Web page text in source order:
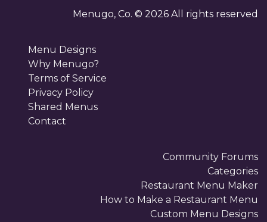
. . . . . . . . . . . . . . . .
. . . . . . . . . . . . . . . .
. . . . . . . . . . . . . . .
. . . . . . . . . . . . . . .
. . . . . . . . . . . . . . .
. . . . . . . . . . . . . . .
. . . . . . . . . . . . . . .
. . . . . . . . . . . . . . .
. . . . . . . . . . . . . . .
. . . . . . . . . .
. . . . . . . . . . . . .
. . . . . . . . . . . . .
. . . . . . . . . . . . .
. . . . . . . . . . . . .
. . . . . . . . . . . . .
. . . . . . . . . . . . .
. . . . . . . . . . . . .
. . . . . . . . . . . . .
. . . . . . . . . . . . .
. . . . . . . . . . . . .
. . . . . . . . . . . . .
. . . . . . . . . . . . . . . . . . . . . . .
. . . . . . . . . . . . . . . . . . . . . . .
. . . . . . . . . . . . . . . . . . . . . . . . . . .
. . . . . . . . . . . . . . . . . . . . . . . . . . .
. . . . . . . . . . . . . . . . . . . .
. . . . . . . . . . . . . . . . . . . .
. . . . . . . . . . . . . . . . . . . .
. . . . . . . . . . . . . . . . . . . .
. . . . . . . . . . . . . . . . . . . .
. . . . . . . . . . . . . . . . . . . .
. . . . . . . . . . . . . . . . . . . .
. . . . . . . . . . . . . . . . . . . .
. . . . . . . . . . . . . . . . . . . .
. . . . . . . . . . . . . . . . . . . .
. . . . . . . . . . . . . . . . . . . .
. . . . . . . . . . . . . . . . . . . .
. . . . . . . . . . . . . . . . . . . . . . . . .
. . . . . . . . . . . . . . . . . . . . . . . . .
. . . . . . . . . . . . . . . . . . . . . . . . .
. . . . . . . . . . . . . . . . . . . . . . . . .
. . . . . . . . . . . . . . . . . . . . . . . . .
. . . . . . . . . . . . . . . . . . . . . . . . .
. . . . . . . . . . . . . . . . . . . . . . . . .
. . . . . . . . . . . . . . . . . . . . . . . . .
. . . . .
. . . . . . . . . . . .
. . . . . . . . . . . .
. . . . . . .
. . . . . . . .
. . . . . . . . . . . . . .
. . . . . . . . . . . . . .
Menugo, Co. © 2026 All rights reserved
Menu Designs
Why Menugo?
Terms of Service
Privacy Policy
Shared Menus
Contact
Community Forums
Categories
Restaurant Menu Maker
How to Make a Restaurant Menu
Custom Menu Designs